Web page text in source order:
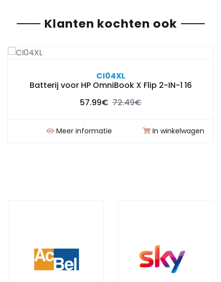
Klanten kochten ook
CI04XL
Batterij voor HP OmniBook X Flip 2-IN-1 16
57.99€ 72.49€
Meer informatie In winkelwagen